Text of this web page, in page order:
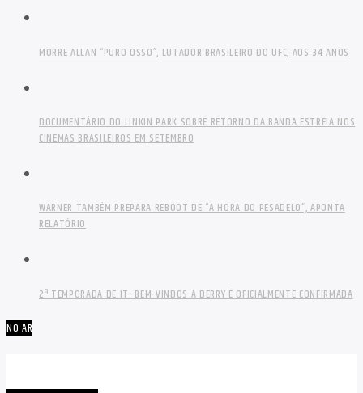
MORRE ALLAN “PURO OSSO”, LUTADOR BRASILEIRO DO UFC, AOS 34 ANOS
DOCUMENTÁRIO DO LINKIN PARK SOBRE RETORNO DA BANDA ESTREIA NOS
CINEMAS BRASILEIROS EM SETEMBRO
WARNER TAMBÉM PREPARA REBOOT DE “A HORA DO PESADELO”, APONTA
RELATÓRIO
2ª TEMPORADA DE IT: BEM-VINDOS A DERRY É OFICIALMENTE CONFIRMADA
NO AR